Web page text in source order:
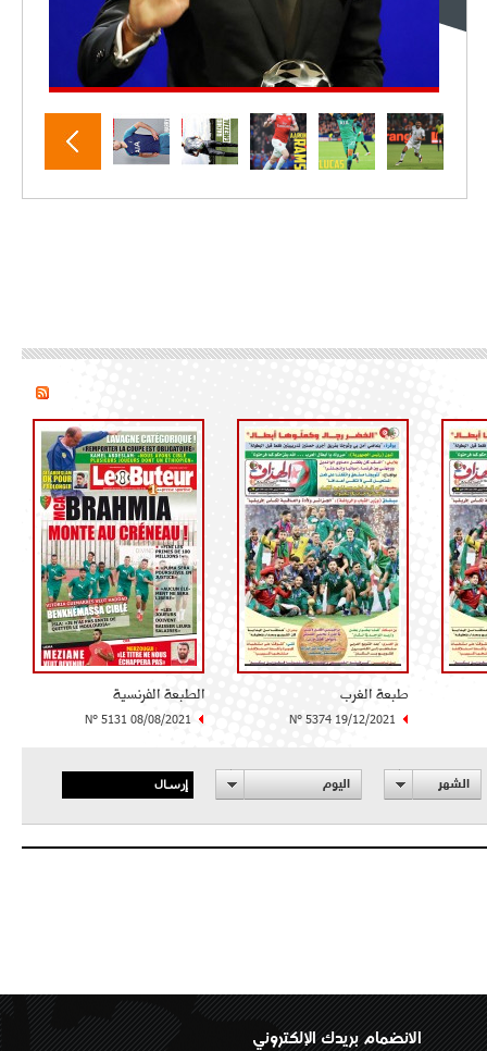
طبعة الغرب
N° 5374 19/12/2021
الطبعة الفرنسية
N° 5131 08/08/2021
الشهر اليوم إرسال
الانضمام بريدك الإلكتروني